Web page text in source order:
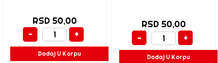
RSD 50,00
-
+
Dodaj U Korpu
RSD 50,00
-
+
Dodaj U Korpu